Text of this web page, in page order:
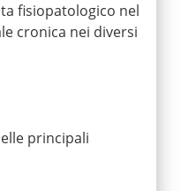
fisiopatologico nel
cronica nei diversi
principali